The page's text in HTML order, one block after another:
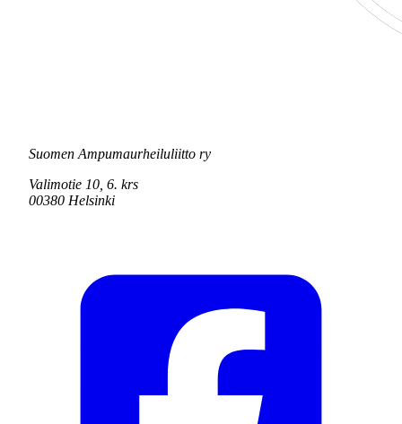
Suomen Ampumaurheiluliitto ry
Valimotie 10, 6. krs
00380 Helsinki